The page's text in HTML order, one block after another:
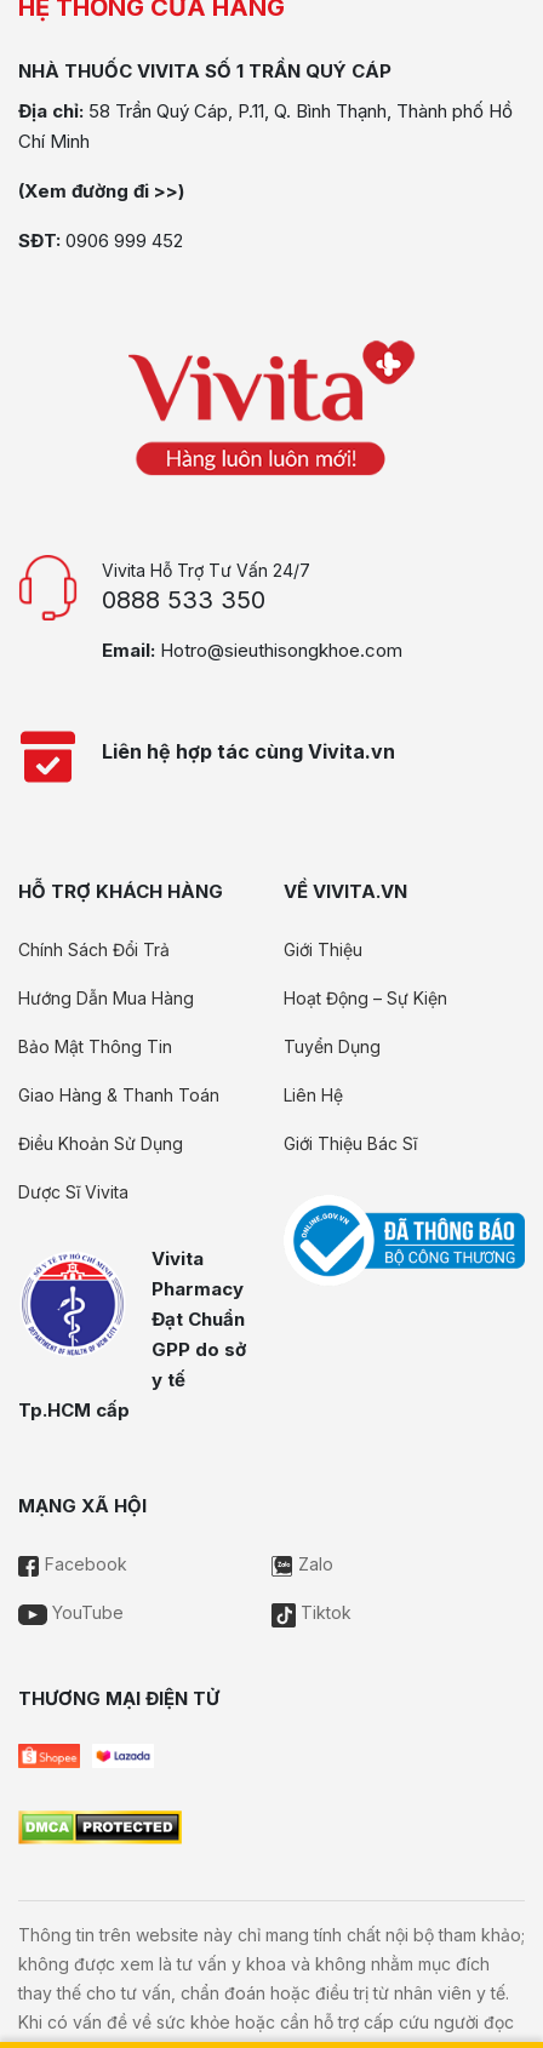
HỆ THỐNG CỬA HÀNG
NHÀ THUỐC VIVITA SỐ 1 TRẦN QUÝ CÁP
Địa chỉ: 58 Trần Quý Cáp, P.11, Q. Bình Thạnh, Thành phố Hồ
Chí Minh
(Xem đường đi >>)
SĐT: 0906 999 452
Vivita Hỗ Trợ Tư Vấn 24/7
0888 533 350
Email: Hotro@sieuthisongkhoe.com
Liên hệ hợp tác cùng Vivita.vn
HỖ TRỢ KHÁCH HÀNG
Chính Sách Đổi Trả
Hướng Dẫn Mua Hàng
Bảo Mật Thông Tin
Giao Hàng & Thanh Toán
Điều Khoản Sử Dụng
Dược Sĩ Vivita
Vivita
Pharmacy
Đạt Chuẩn
GPP do sở
y tế
Tp.HCM cấp
VỀ VIVITA.VN
Giới Thiệu
Hoạt Động – Sự Kiện
Tuyển Dụng
Liên Hệ
Giới Thiệu Bác Sĩ
MẠNG XÃ HỘI
Facebook Zalo
YouTube Tiktok
THƯƠNG MẠI ĐIỆN TỬ
Thông tin trên website này chỉ mang tính chất nội bộ tham khảo;
không được xem là tư vấn y khoa và không nhằm mục đích
thay thế cho tư vấn, chẩn đoán hoặc điều trị từ nhân viên y tế.
Khi có vấn đề về sức khỏe hoặc cần hỗ trợ cấp cứu người đọc